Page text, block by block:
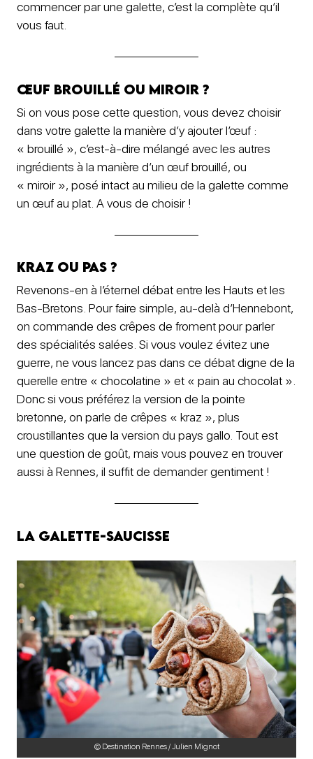
commencer par une galette, c’est la complète qu’il
vous faut.
Œuf brouillé ou miroir ?
Si on vous pose cette question, vous devez choisir
dans votre galette la manière d’y ajouter l’œuf :
« brouillé », c’est-à-dire mélangé avec les autres
ingrédients à la manière d’un œuf brouillé, ou
« miroir », posé intact au milieu de la galette comme
un œuf au plat. A vous de choisir !
Kraz ou pas ?
Revenons-en à l’éternel débat entre les Hauts et les
Bas-Bretons. Pour faire simple, au-delà d’Hennebont,
on commande des crêpes de froment pour parler
des spécialités salées. Si vous voulez évitez une
guerre, ne vous lancez pas dans ce débat digne de la
querelle entre « chocolatine » et « pain au chocolat ».
Donc si vous préférez la version de la pointe
bretonne, on parle de crêpes « kraz », plus
croustillantes que la version du pays gallo. Tout est
une question de goût, mais vous pouvez en trouver
aussi à Rennes, il suffit de demander gentiment !
La galette-saucisse
© Destination Rennes / Julien Mignot